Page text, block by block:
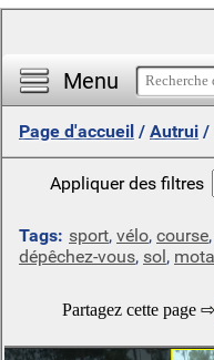
Menu
Page d'accueil / Autrui /
Appliquer des filtres
Tags: sport, vélo, course,
dépêchez-vous, sol,